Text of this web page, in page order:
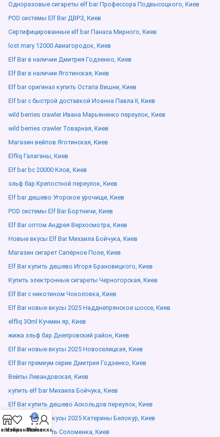
Одноразовые сигареты elf bar Профессора Подвысоцкого, Киев
POD системы Elf Bar ДВРЗ, Киев
Сертифицированные elf bar Панаса Мирного, Киев
lost mary 12000 Авиагородок, Киев
Elf Bar в наличии Дмитрия Годзенко, Киев
Elf Bar в наличии Яготинская, Киев
Elf bar оригинал купить Остапа Вишни, Киев
Elf bar с быстрой доставкой Иоанна Павла ІІ, Киев
wild berries crawler Ивана Марьяненко переулок, Киев
wild berries crawler Товарная, Киев
Магазин вейпов Яготинская, Киев
Elfliq Галаганы, Киев
Elf bar bc 20000 Клов, Киев
эльф бар Крепостной переулок, Киев
Elf bar дешево Угорское урочище, Киев
POD системы Elf Bar Бортничи, Киев
Elf Bar оптом Андрея Верхосмотра, Киев
Новые вкусы Elf Bar Михаила Бойчука, Киев
Магазин сигарет Сапёрное Поле, Киев
Elf Bar купить дешево Игоря Брановицкого, Киев
Купить электронные сигареты Черногорская, Киев
Elf Bar с никотином Чоколовка, Киев
Elf Bar новые вкусы 2025 Надднепрянское шоссе, Киев
elfliq 30ml Кучмин яр, Киев
жижа эльф бар Днепровский район, Киев
Elf Bar новые вкусы 2025 Новоселицкая, Киев
Elf Bar премиум серии Дмитрия Годзенко, Киев
Вейпы Левандовская, Киев
купить elf bar Михаила Бойчука, Киев
Elf Bar купить дешево Аскольдов переулок, Киев
Elf Bar новые вкусы 2025 Катерины Белокур, Киев
Эльф Бар купить Соломенка, Киев
Избранное
0
Заказ
Мой аккаунт